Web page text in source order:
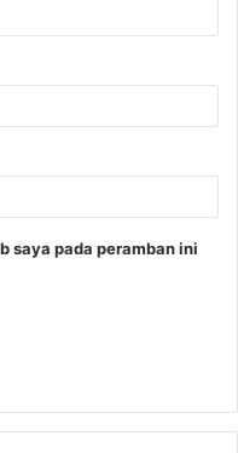
saya pada peramban ini